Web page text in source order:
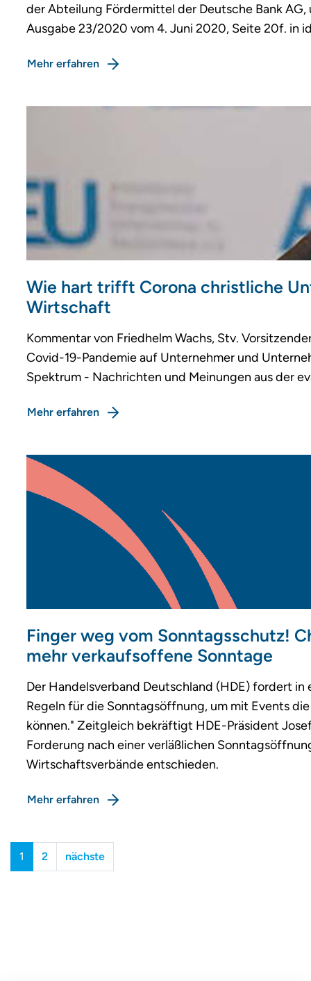
der Abteilung Fördermittel der Deutsche Bank
Ausgabe 23/2020 vom 4. Juni 2020, Seite 20f. in
Mehr erfahren
Wie hart trifft Corona christliche
Wirtschaft
Kommentar von Friedhelm Wachs, Stv.
Covid-19-Pandemie auf Unternehmer und
Spektrum - Nachrichten und Meinungen aus der
Mehr erfahren
Finger weg vom Sonntagsschutz!
mehr verkaufsoffene Sonntage
Der Handelsverband Deutschland (HDE) fordert
Regeln für die Sonntagsöffnung, um mit Events
können." Zeitgleich bekräftigt HDE-Präsident
Forderung nach einer verläßlichen
Wirtschaftsverbände entschieden.
Mehr erfahren
1 2 nächste